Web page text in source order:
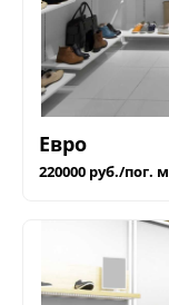
Евро
220000 руб./пог. м